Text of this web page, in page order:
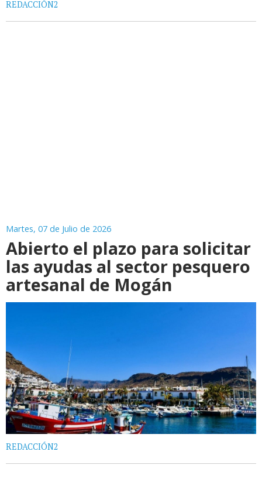
REDACCIÓN2
Martes, 07 de Julio de 2026
Abierto el plazo para solicitar
las ayudas al sector pesquero
artesanal de Mogán
REDACCIÓN2